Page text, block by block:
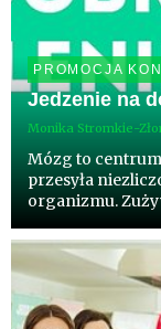
PROMOCJA
Jedzenie na
Monika Stromkie-
Mózg to
przesyła
organizmu.
jest glukoza. Nie
w czystej pos...